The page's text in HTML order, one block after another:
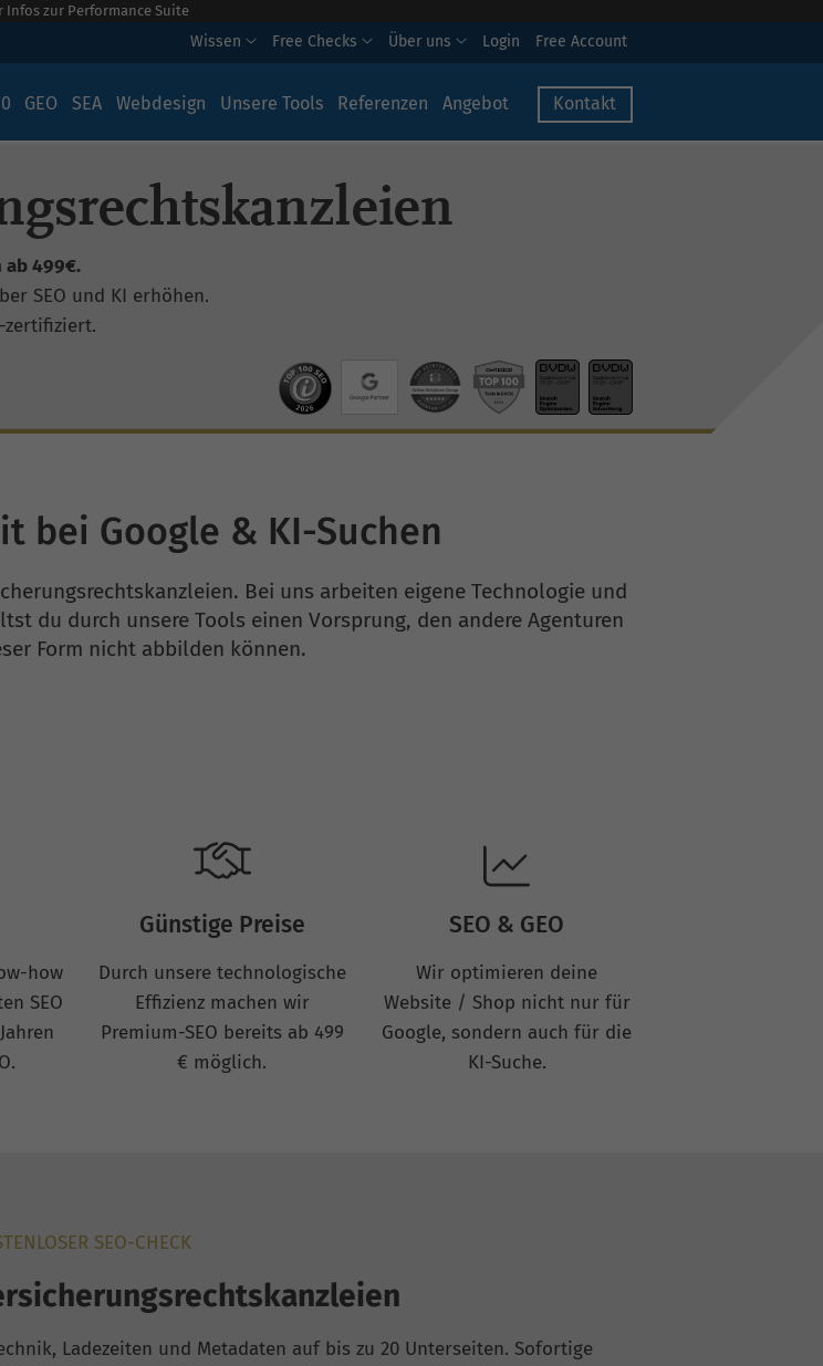
Infos zur Performance Suite
Wissen Free Checks Über uns Login Free Account
GEO SEA Webdesign Unsere Tools Referenzen Angebot Kontakt
ab 499€.
SEO und KI erhöhen.
zertifiziert.
bei Google & KI-Suchen
Bei uns arbeiten eigene Technologie und
du durch unsere Tools einen Vorsprung, den andere Agenturen
Form nicht abbilden können.
how
SEO
Günstige Preise
Durch unsere technologische
Effizienz machen wir
Premium-SEO bereits ab 499
€ möglich.
SEO & GEO
Wir optimieren deine
Website / Shop nicht nur für
Google, sondern auch für die
KI-Suche.
SEO-CHECK
Ladezeiten und Metadaten auf bis zu 20 Unterseiten. Sofortige